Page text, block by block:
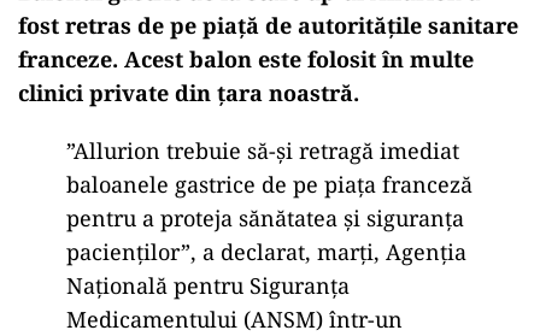
fost retras de pe piață de autoritățile sanitare
franceze. Acest balon este folosit în multe
clinici private din țara noastră.
”Allurion trebuie să-și retragă imediat
baloanele gastrice de pe piața franceză
pentru a proteja sănătatea și siguranța
pacienților”, a declarat, marți, Agenția
Națională pentru Siguranța
Medicamentului (ANSM) într-un